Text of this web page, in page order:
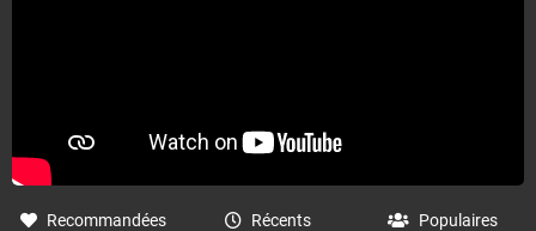
Recommandées Récents Populaires